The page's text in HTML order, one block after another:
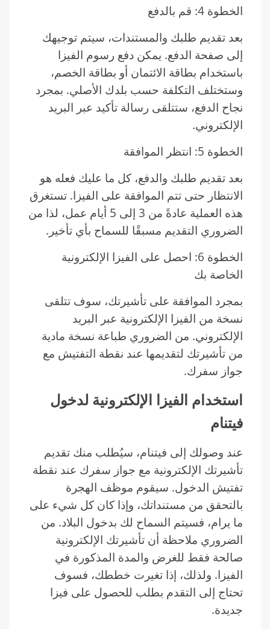
الخطوة 4: قم بالدفع
بعد تقديم طلبك والمستندات، سيتم توجيهك
إلى صفحة الدفع. يمكن دفع رسوم الفيزا
باستخدام بطاقة الائتمان أو بطاقة الخصم،
وستختلف التكلفة حسب بلدك الأصلي. بمجرد
نجاح الدفع، ستتلقى رسالة تأكيد عبر البريد
الإلكتروني.
الخطوة 5: انتظر الموافقة
بعد تقديم طلبك والدفع، كل ما عليك فعله هو
الانتظار حتى تتم الموافقة على الفيزا. تستغرق
هذه العملية عادةً من 3 إلى 5 أيام عمل، لذا من
الضروري التقديم مسبقًا للسماح بأي تأخير.
الخطوة 6: احصل على الفيزا الإلكترونية
الخاصة بك
بمجرد الموافقة على تأشيرتك، سوف تتلقى
نسخة من الفيزا الإلكترونية عبر البريد
الإلكتروني. من الضروري طباعة نسخة مادية
من تأشيرتك لتقديمها عند نقطة التفتيش مع
جواز سفرك.
استخدام الفيزا الإلكترونية لدخول
فيتنام
عند وصولك إلى فيتنام، سيُطلب منك تقديم
تأشيرتك الإلكترونية مع جواز سفرك عند نقطة
تفتيش الدخول. سيقوم موظف الهجرة
بالتحقق من مستنداتك، وإذا كان كل شيء على
ما يرام، فسيتم السماح لك بدخول البلاد. من
الضروري ملاحظة أن تأشيرتك الإلكترونية
صالحة فقط للغرض والمدة المذكورة في
الفيزا. ولذلك، إذا تغيرت خططك، فسوف
تحتاج إلى التقدم بطلب للحصول على فيزا
جديدة.